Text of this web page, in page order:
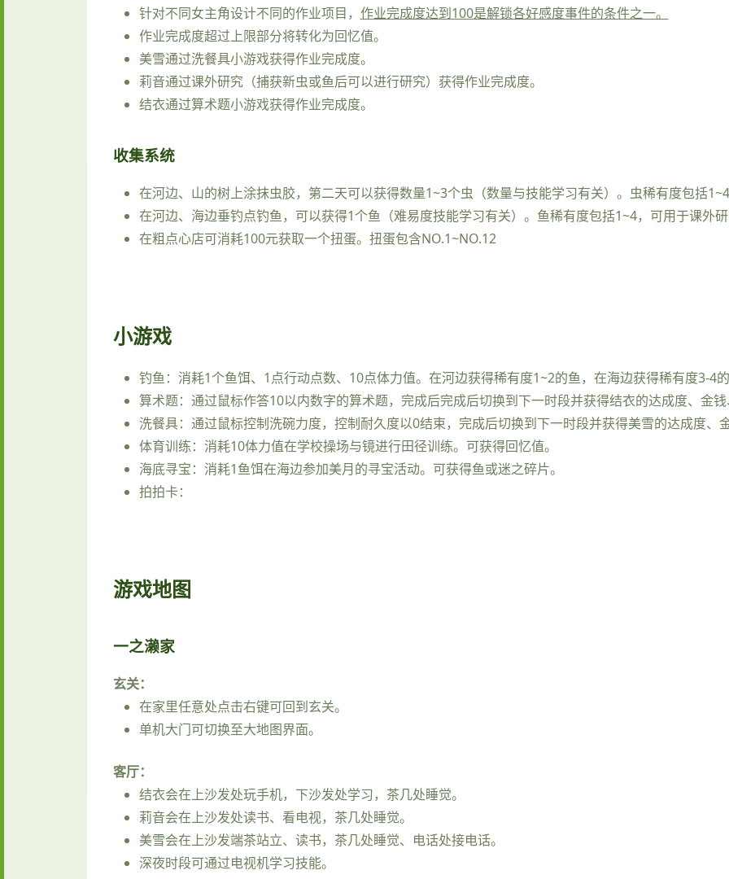
针对不同女主角设计不同的作业项目， 作业完成度达到100是解锁各好感度事件的条件之一。
作业完成度超过上限部分将转化为回忆值。
美雪通过洗餐具小游戏获得作业完成度。
莉音通过课外研究（捕获新虫或鱼后可以进行研究）获得作业完成度。
结衣通过算术题小游戏获得作业完成度。
收集系统
在河边、山的树上涂抹虫胶，第二天可以获得数量1~3个虫（数量与技能学习有关）。虫稀有度包括
在河边、海边垂钓点钓鱼，可以获得1个鱼（难易度技能学习有关）。鱼稀有度包括1~4，可用于课外
在粗点心店可消耗100元获取一个扭蛋。扭蛋包含NO.1~NO.12
小游戏
钓鱼：消耗1个鱼饵、1点行动点数、10点体力值。在河边获得稀有度1~2的鱼，在海边获得稀有度3-4
算术题：通过鼠标作答10以内数字的算术题，完成后完成后切换到下一时段并获得结衣的达成度、金
洗餐具：通过鼠标控制洗碗力度，控制耐久度以0结束，完成后切换到下一时段并获得美雪的达成度、
体育训练：消耗10体力值在学校操场与镜进行田径训练。可获得回忆值。
海底寻宝：消耗1鱼饵在海边参加美月的寻宝活动。可获得鱼或迷之碎片。
拍拍卡：
游戏地图
一之濑家
玄关：
在家里任意处点击右键可回到玄关。
单机大门可切换至大地图界面。
客厅：
结衣会在上沙发处玩手机，下沙发处学习，茶几处睡觉。
莉音会在上沙发处读书、看电视，茶几处睡觉。
美雪会在上沙发端茶站立、读书，茶几处睡觉、电话处接电话。
深夜时段可通过电视机学习技能。